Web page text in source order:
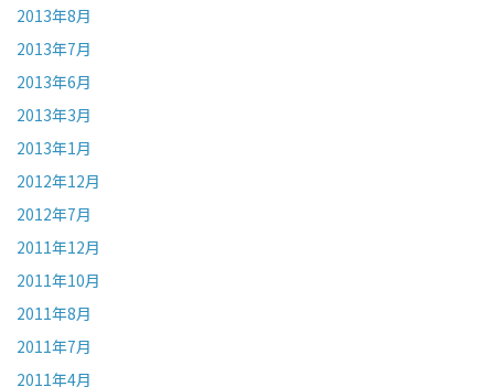
2013年8月
2013年7月
2013年6月
2013年3月
2013年1月
2012年12月
2012年7月
2011年12月
2011年10月
2011年8月
2011年7月
2011年4月